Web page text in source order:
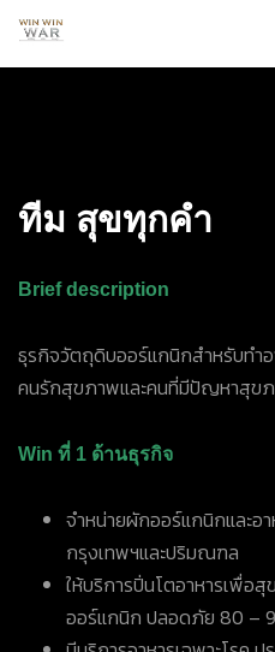
ทีม สุขทุกคำ
Brief description
ธุรกิจวัตถุดิบออร์แกนิกสำหรับทำ
คนรักสุขภาพและคนที่มีปัญหาสุข
Win ที่ 1 ด้านธุรกิจ
จำหน่ายผักออร์แกนิกและอ
กรุงเทพฯและปริมณฑล
ให้บริการปิ่นโตอาหารเพื่อ
ออร์แกนิก ปลอดภัย 80 –